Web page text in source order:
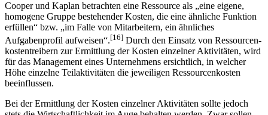
Cooper und Kaplan betrachten eine Ressource als „eine eigene,
homogene Gruppe bestehender Kosten, die eine ähnliche Funktion
erfüllen“ bzw. „im Falle von Mitarbeitern, ein ähnliches
Aufgabenprofil aufweisen“.[16] Durch den Einsatz von Ressourcen­
kostentreibern zur Ermittlung der Kosten einzelner Aktivitäten, wird
für das Management eines Unternehmens ersichtlich, in welcher
Höhe einzelne Teilaktivitäten die jeweiligen Ressourcenkosten
beeinflussen.
Bei der Ermittlung der Kosten einzelner Aktivitäten sollte jedoch